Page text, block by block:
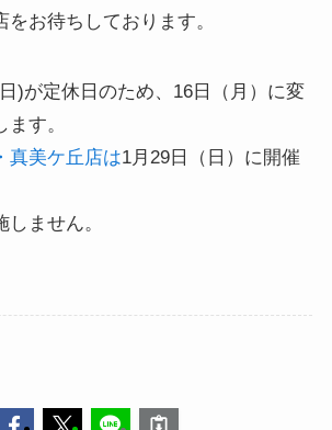
お待ちしております。
)が定休日のため、16日（月）に変
す。
真美ケ丘店は1月29日（日）に開催
ません。